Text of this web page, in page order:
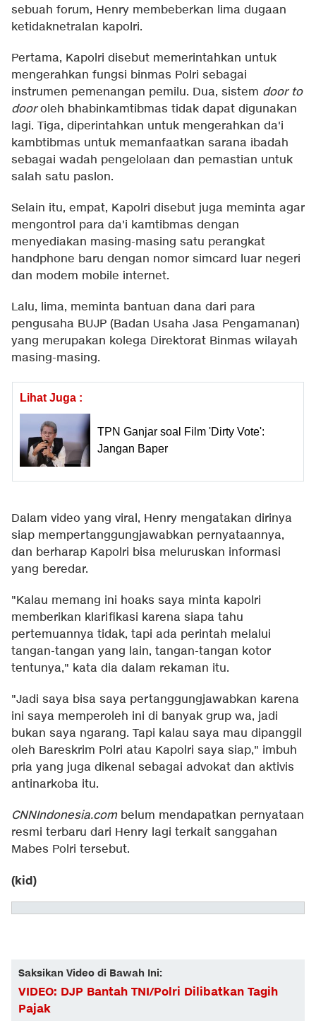
sebuah forum, Henry membeberkan lima dugaan
ketidaknetralan kapolri.
Pertama, Kapolri disebut memerintahkan untuk
mengerahkan fungsi binmas Polri sebagai
instrumen pemenangan pemilu. Dua, sistem door to
dooroleh bhabinkamtibmas tidak dapat digunakan
lagi. Tiga, diperintahkan untuk mengerahkan da'i
kambtibmas untuk memanfaatkan sarana ibadah
sebagai wadah pengelolaan dan pemastian untuk
salah satu paslon.
Selain itu, empat, Kapolri disebut juga meminta agar
mengontrol para da'i kamtibmas dengan
menyediakan masing-masing satu perangkat
handphone baru dengan nomor simcard luar negeri
dan modem mobile internet.
Lalu, lima, meminta bantuan dana dari para
pengusaha BUJP (Badan Usaha Jasa Pengamanan)
yang merupakan kolega Direktorat Binmas wilayah
masing-masing.
Lihat Juga :
TPN Ganjar soal Film 'Dirty Vote':
Jangan Baper
Dalam video yang viral, Henry mengatakan dirinya
siap mempertanggungjawabkan pernyataannya,
dan berharap Kapolri bisa meluruskan informasi
yang beredar.
"Kalau memang ini hoaks saya minta kapolri
memberikan klarifikasi karena siapa tahu
pertemuannya tidak, tapi ada perintah melalui
tangan-tangan yang lain, tangan-tangan kotor
tentunya," kata dia dalam rekaman itu.
"Jadi saya bisa saya pertanggungjawabkan karena
ini saya memperoleh ini di banyak grup wa, jadi
bukan saya ngarang. Tapi kalau saya mau dipanggil
oleh Bareskrim Polri atau Kapolri saya siap," imbuh
pria yang juga dikenal sebagai advokat dan aktivis
antinarkoba itu.
CNNIndonesia.combelum mendapatkan pernyataan
resmi terbaru dari Henry lagi terkait sanggahan
Mabes Polri tersebut.
(kid)
Saksikan Video di Bawah Ini:
VIDEO: DJP Bantah TNI/Polri Dilibatkan Tagih
Pajak